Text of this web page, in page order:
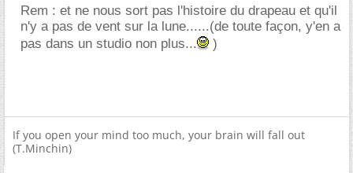
Rem : et ne nous sort pas l'histoire du drapeau et qu'il
n'y a pas de vent sur la lune......(de toute façon, y'en a
pas dans un studio non plus...
)
If you open your mind too much, your brain will fall out
(T.Minchin)